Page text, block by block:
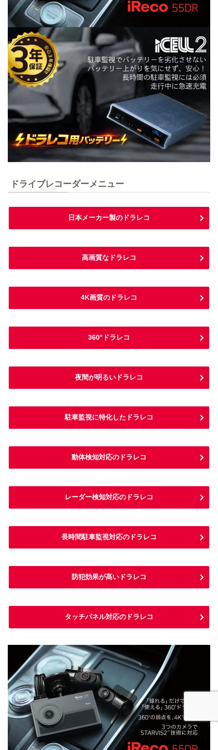
ドライブレコーダーメニュー
日本メーカー製のドラレコ
高画質なドラレコ
4K画質のドラレコ
360°ドラレコ
夜間が明るいドラレコ
駐車監視に特化したドラレコ
動体検知対応のドラレコ
レーダー検知対応のドラレコ
長時間駐車監視対応のドラレコ
防犯効果が高いドラレコ
タッチパネル対応のドラレコ